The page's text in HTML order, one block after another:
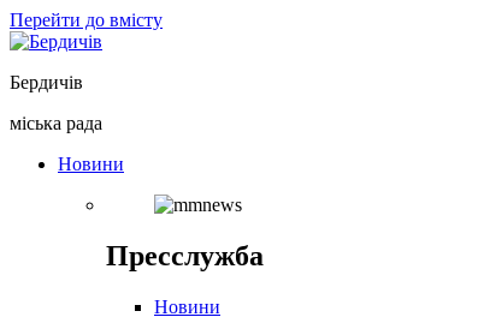
Перейти до вмісту
Бердичів
міська рада
Новини
Пресслужба
Новини